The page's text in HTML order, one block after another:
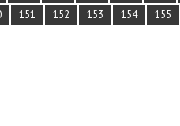
151 152 153 154 155